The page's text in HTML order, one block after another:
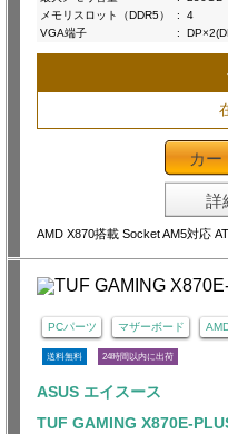
メモリスロット（DDR5）
:
4
VGA端子
:
カー
詳
AMD X870搭載 Socket AM5対応
PCパーツ マザーボード
送料無料 24時間以内に出荷
ASUS エイスース
TUF GAMING X870E-